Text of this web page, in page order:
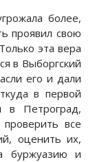
более,
проявил свою
эта вера
в Выборгский
его и дали
в первой
в Петроград,
все
оценить их,
буржуазию и